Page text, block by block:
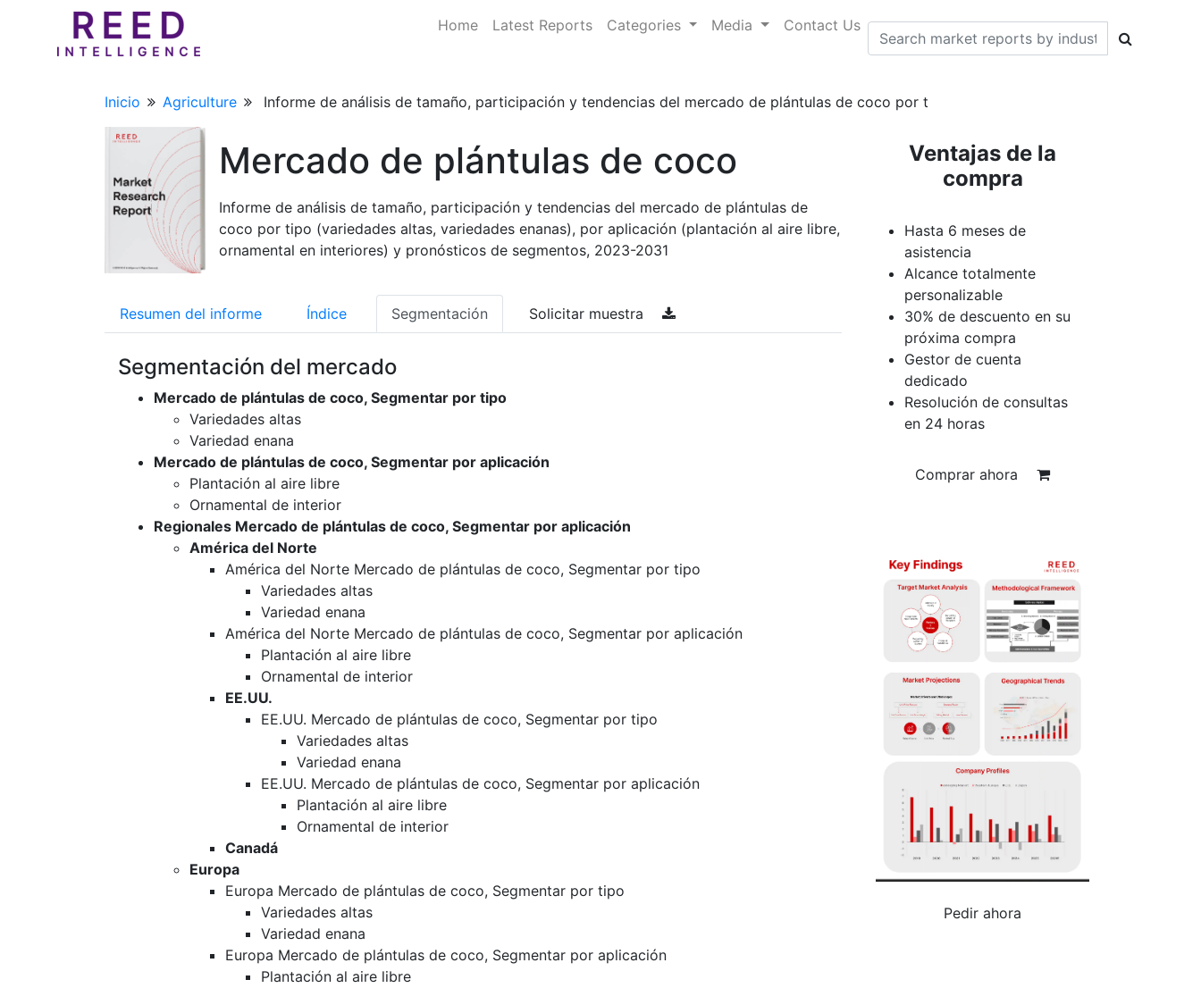
Home Latest Reports Categories Media Contact Us
Inicio Agriculture Informe de análisis de tamaño, participación y tendencias del mercado de plántulas de coco por t
Mercado de plántulas de coco
Informe de análisis de tamaño, participación y tendencias del mercado de plántulas de
coco por tipo (variedades altas, variedades enanas), por aplicación (plantación al aire libre,
ornamental en interiores) y pronósticos de segmentos, 2023-2031
Resumen del informe Índice Segmentación Solicitar muestra
Segmentación del mercado
Mercado de plántulas de coco, Segmentar por tipo
Variedades altas
Variedad enana
Mercado de plántulas de coco, Segmentar por aplicación
Plantación al aire libre
Ornamental de interior
Regionales Mercado de plántulas de coco, Segmentar por aplicación
América del Norte
América del Norte Mercado de plántulas de coco, Segmentar por tipo
Variedades altas
Variedad enana
América del Norte Mercado de plántulas de coco, Segmentar por aplicación
Plantación al aire libre
Ornamental de interior
EE.UU.
EE.UU. Mercado de plántulas de coco, Segmentar por tipo
Variedades altas
Variedad enana
EE.UU. Mercado de plántulas de coco, Segmentar por aplicación
Plantación al aire libre
Ornamental de interior
Canadá
Europa
Europa Mercado de plántulas de coco, Segmentar por tipo
Variedades altas
Variedad enana
Europa Mercado de plántulas de coco, Segmentar por aplicación
Plantación al aire libre
Ventajas de la
compra
Hasta 6 meses de
asistencia
Alcance totalmente
personalizable
30% de descuento en su
próxima compra
Gestor de cuenta
dedicado
Resolución de consultas
en 24 horas
Comprar ahora
Pedir ahora